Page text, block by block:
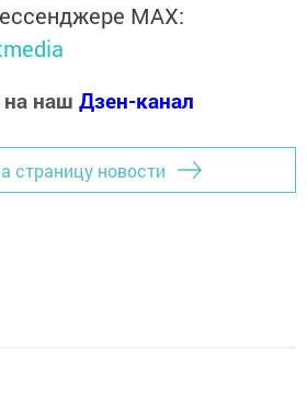
MАХ:
наш Дзен-канал
страницу новости